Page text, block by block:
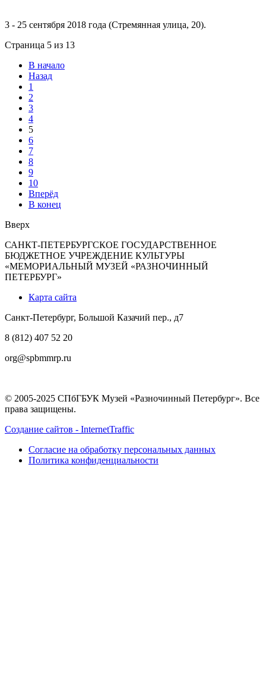
3 - 25 сентября 2018 года (Стремянная улица, 20).
Страница 5 из 13
В начало
Назад
1
2
3
4
5
6
7
8
9
10
Вперёд
В конец
Вверх
САНКТ-ПЕТЕРБУРГСКОЕ ГОСУДАРСТВЕННОЕ
БЮДЖЕТНОЕ УЧРЕЖДЕНИЕ КУЛЬТУРЫ
«МЕМОРИАЛЬНЫЙ МУЗЕЙ «РАЗНОЧИННЫЙ
ПЕТЕРБУРГ»
Карта сайта
Санкт-Петербург, Большой Казачий пер., д7
8 (812) 407 52 20
org@spbmmrp.ru
© 2005-2025 СПбГБУК Музей «Разночинный Петербург». Все
права защищены.
Создание сайтов - InternetTraffic
Согласие на обработку персональных данных
Политика конфиденциальности